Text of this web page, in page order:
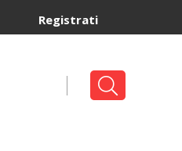
Registrati